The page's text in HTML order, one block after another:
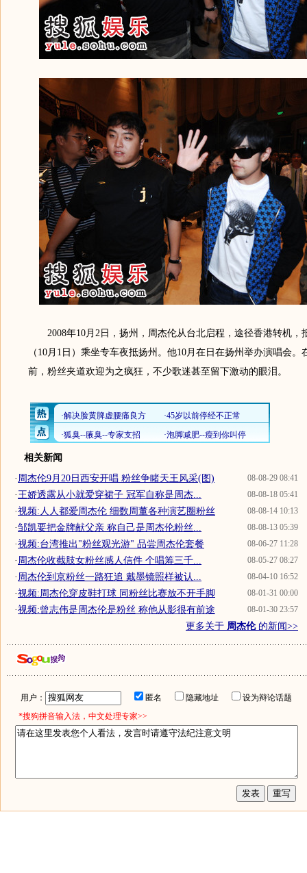
2008年10月2日，扬州，周杰伦从台北启程，途径香港转机，
（10月1日）乘坐专车夜抵扬州。他10月在日在扬州举办演唱会。
前，粉丝夹道欢迎为之疯狂，不少歌迷甚至留下激动的眼泪。
相关新闻
08-08-29 08:41
· 周杰伦9月20日西安开唱 粉丝争睹天王风采(图)
08-08-18 05:41
·王娇透露从小就爱穿裙子 冠军自称是周杰...
08-08-14 10:13
·视频:人人都爱周杰伦 细数周董各种演艺圈粉丝
08-08-13 05:39
·邹凯要把金牌献父亲 称自己是周杰伦粉丝...
08-06-27 11:28
·视频:台湾推出"粉丝观光游" 品尝周杰伦套餐
08-05-27 08:27
· 周杰伦收截肢女粉丝感人信件 个唱筹三千...
08-04-10 16:52
· 周杰伦到京粉丝一路狂追 戴墨镜照样被认...
08-01-31 00:00
·视频:周杰伦穿皮鞋打球 同粉丝比赛放不开手脚
08-01-30 23:57
·视频:曾志伟是周杰伦是粉丝 称他从影很有前途
更多关于 周杰伦的新闻>>
用户： 匿名 隐藏地址
设为辩论话题
*搜狗拼音输入法，中文处理专家>>